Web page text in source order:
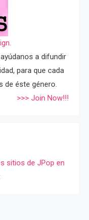
a difundir
para que cada
de éste género.
>>> Join Now!!!